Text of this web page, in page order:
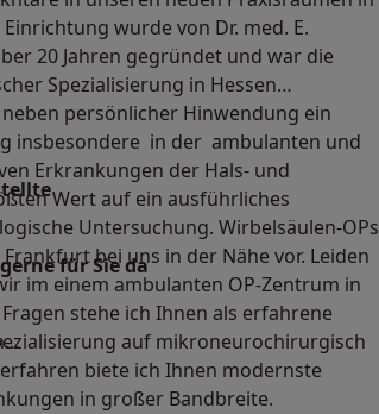
wurde von Dr. med. E.
20 Jahren gegründet und war die
Spezialisierung in Hessen
persönlicher Hinwendung ein
insbesondere in der ambulanten und
Erkrankungen der Hals- und
Wert auf ein ausführliches
Untersuchung. Wirbelsäulen-OPs
bei uns in der Nähe vor. Leiden
im einem ambulanten OP-Zentrum in
stehe ich Ihnen als erfahrene
für Sie da
auf mikroneurochirurgisch
biete ich Ihnen modernste
in großer Bandbreite.